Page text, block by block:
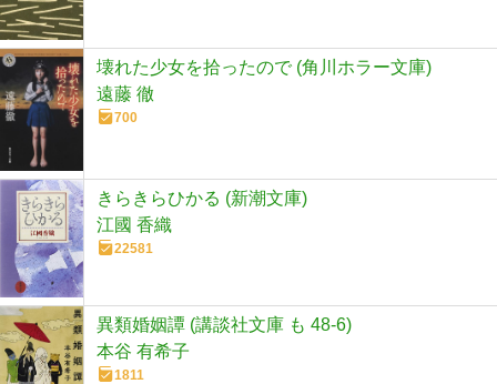
壊れた少女を拾ったので (角川ホラー文庫)
遠藤 徹
700
きらきらひかる (新潮文庫)
江國 香織
22581
異類婚姻譚 (講談社文庫 も 48-6)
本谷 有希子
1811